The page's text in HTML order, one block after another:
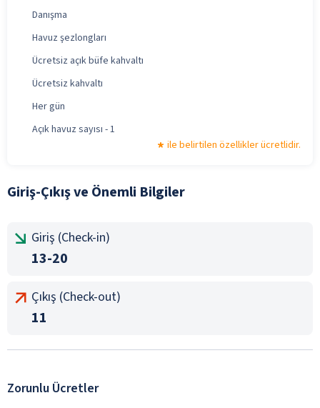
Danışma
Havuz şezlongları
Ücretsiz açık büfe kahvaltı
Ücretsiz kahvaltı
Her gün
Açık havuz sayısı - 1
ile belirtilen özellikler ücretlidir.
Giriş-Çıkış ve Önemli Bilgiler
Giriş (Check-in)
13-20
Çıkış (Check-out)
11
Zorunlu Ücretler